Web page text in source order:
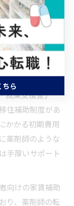
度まとめ
ン転職を支援
備されていま
就業支援金」
住補助制度があ
かかる初期費用
薬剤師のような
手厚いサポート
向けの家賃補助
り、薬剤師の転
ちら
ら